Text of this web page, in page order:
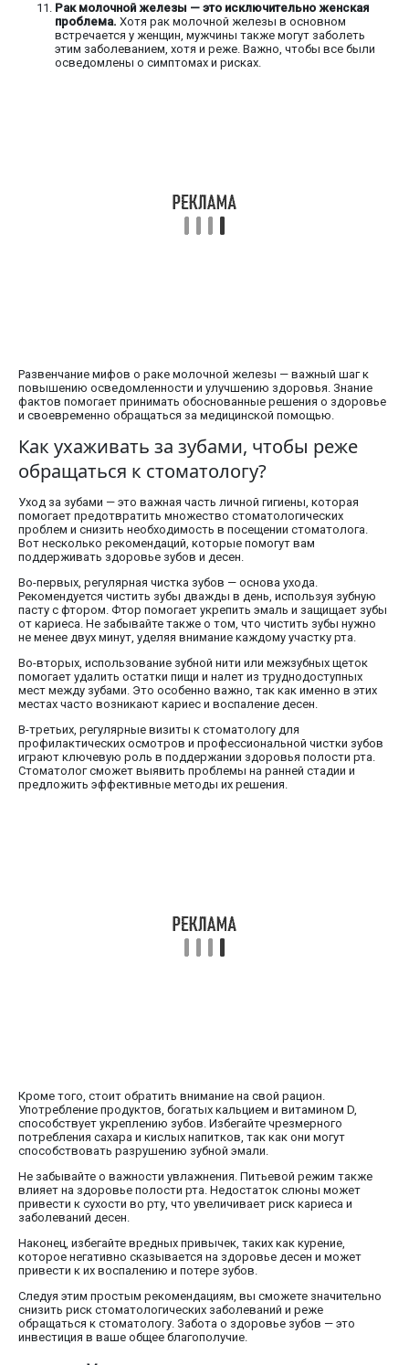
Рак молочной железы — это исключительно женская
проблема. Хотя рак молочной железы в основном
встречается у женщин, мужчины также могут заболеть
этим заболеванием, хотя и реже. Важно, чтобы все были
осведомлены о симптомах и рисках.
Развенчание мифов о раке молочной железы — важный шаг к
повышению осведомленности и улучшению здоровья. Знание
фактов помогает принимать обоснованные решения о здоровье
и своевременно обращаться за медицинской помощью.
Как ухаживать за зубами, чтобы реже
обращаться к стоматологу?
Уход за зубами — это важная часть личной гигиены, которая
помогает предотвратить множество стоматологических
проблем и снизить необходимость в посещении стоматолога.
Вот несколько рекомендаций, которые помогут вам
поддерживать здоровье зубов и десен.
Во-первых, регулярная чистка зубов — основа ухода.
Рекомендуется чистить зубы дважды в день, используя зубную
пасту с фтором. Фтор помогает укрепить эмаль и защищает зубы
от кариеса. Не забывайте также о том, что чистить зубы нужно
не менее двух минут, уделяя внимание каждому участку рта.
Во-вторых, использование зубной нити или межзубных щеток
помогает удалить остатки пищи и налет из труднодоступных
мест между зубами. Это особенно важно, так как именно в этих
местах часто возникают кариес и воспаление десен.
В-третьих, регулярные визиты к стоматологу для
профилактических осмотров и профессиональной чистки зубов
играют ключевую роль в поддержании здоровья полости рта.
Стоматолог сможет выявить проблемы на ранней стадии и
предложить эффективные методы их решения.
Кроме того, стоит обратить внимание на свой рацион.
Употребление продуктов, богатых кальцием и витамином D,
способствует укреплению зубов. Избегайте чрезмерного
потребления сахара и кислых напитков, так как они могут
способствовать разрушению зубной эмали.
Не забывайте о важности увлажнения. Питьевой режим также
влияет на здоровье полости рта. Недостаток слюны может
привести к сухости во рту, что увеличивает риск кариеса и
заболеваний десен.
Наконец, избегайте вредных привычек, таких как курение,
которое негативно сказывается на здоровье десен и может
привести к их воспалению и потере зубов.
Следуя этим простым рекомендациям, вы сможете значительно
снизить риск стоматологических заболеваний и реже
обращаться к стоматологу. Забота о здоровье зубов — это
инвестиция в ваше общее благополучие.